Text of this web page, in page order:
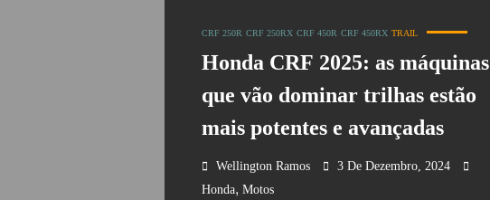
CRF 250R CRF 250RX CRF 450R CRF 450RX TRAIL
Honda CRF 2025: as máquinas
que vão dominar trilhas estão
mais potentes e avançadas
Wellington Ramos
3 De Dezembro, 2024
Honda, Motos